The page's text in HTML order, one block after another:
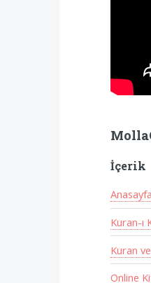
İçerik
Anasayfa
Kuran-ı
Kuran
Online